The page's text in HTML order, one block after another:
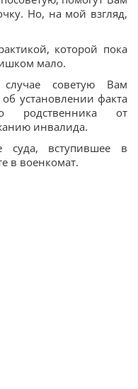
Но, на мой взгляд,
которой пока
мало.
советую Вам
установлении факта
родственника от
инвалида.
суда, вступившее в
в военкомат.